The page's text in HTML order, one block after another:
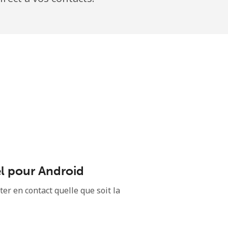
pour Android
en contact quelle que soit la